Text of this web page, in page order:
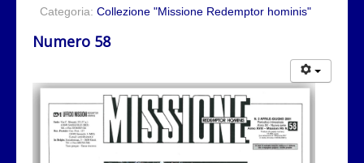
Categoria: Collezione "Missione Redemptor hominis"
Numero 58